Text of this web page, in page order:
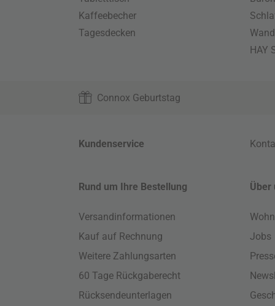
Kaffeebecher
Tagesdecken
HAY
Connox Geburtstag
Kundenservice
Rund um Ihre Bestellung
Versandinformationen
Kauf auf Rechnung
Weitere Zahlungsarten
60 Tage Rückgaberecht
Rücksendeunterlagen
Über
Jobs